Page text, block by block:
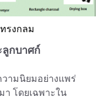
รงกลม
กบาศก์
ามนิยมอย่างแพร่
โดยเฉพาะใน